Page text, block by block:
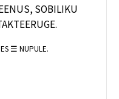
SOBILIKU
☰ NUPULE.